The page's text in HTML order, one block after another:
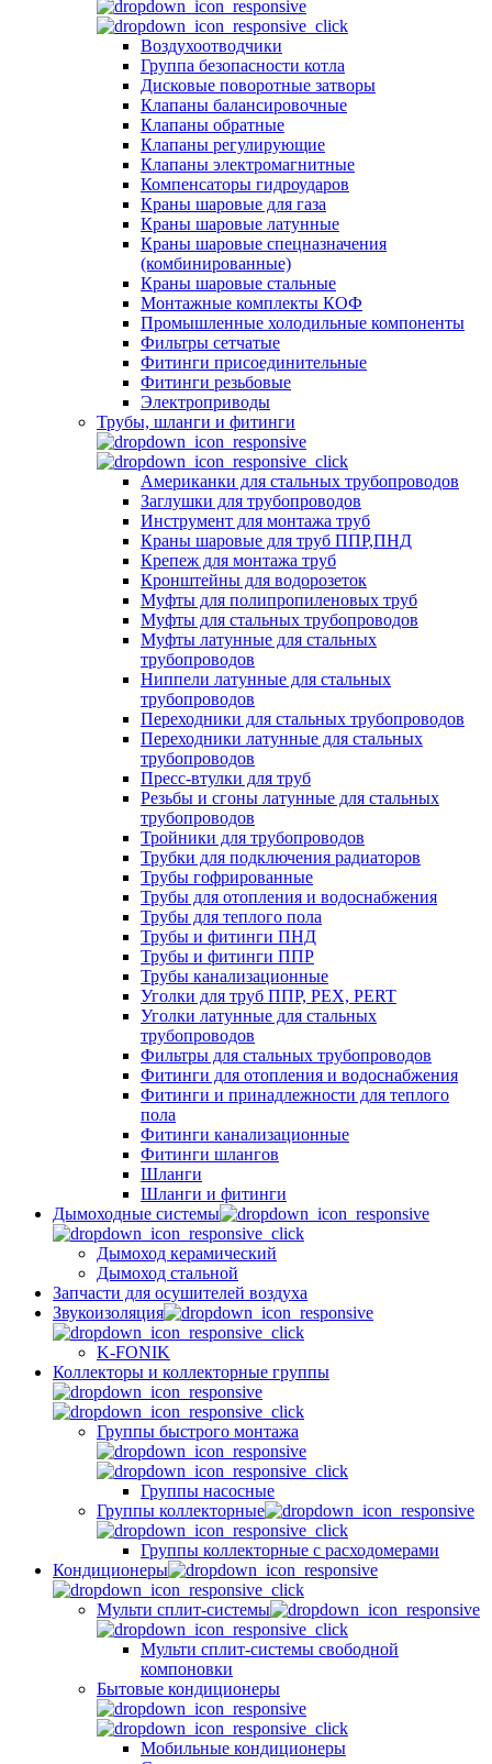
Воздухоотводчики
Группа безопасности котла
Дисковые поворотные затворы
Клапаны балансировочные
Клапаны обратные
Клапаны регулирующие
Клапаны электромагнитные
Компенсаторы гидроударов
Краны шаровые для газа
Краны шаровые латунные
Краны шаровые спецназначения
(комбинированные)
Краны шаровые стальные
Монтажные комплекты КОФ
Промышленные холодильные компоненты
Фильтры сетчатые
Фитинги присоединительные
Фитинги резьбовые
Электроприводы
Трубы, шланги и фитинги
Американки для стальных трубопроводов
Заглушки для трубопроводов
Инструмент для монтажа труб
Краны шаровые для труб ППР,ПНД
Крепеж для монтажа труб
Кронштейны для водорозеток
Муфты для полипропиленовых труб
Муфты для стальных трубопроводов
Муфты латунные для стальных
трубопроводов
Ниппели латунные для стальных
трубопроводов
Переходники для стальных трубопроводов
Переходники латунные для стальных
трубопроводов
Пресс-втулки для труб
Резьбы и сгоны латунные для стальных
трубопроводов
Тройники для трубопроводов
Трубки для подключения радиаторов
Трубы гофрированные
Трубы для отопления и водоснабжения
Трубы для теплого пола
Трубы и фитинги ПНД
Трубы и фитинги ППР
Трубы канализационные
Уголки для труб ППР, PEX, PERT
Уголки латунные для стальных
трубопроводов
Фильтры для стальных трубопроводов
Фитинги для отопления и водоснабжения
Фитинги и принадлежности для теплого
пола
Фитинги канализационные
Фитинги шлангов
Шланги
Шланги и фитинги
Дымоходные системы
Дымоход керамический
Дымоход стальной
Запчасти для осушителей воздуха
Звукоизоляция
K-FONIK
Коллекторы и коллекторные группы
Группы быстрого монтажа
Группы насосные
Группы коллекторные
Группы коллекторные с расходомерами
Кондиционеры
Мульти сплит-системы
Мульти сплит-системы свободной
компоновки
Бытовые кондиционеры
Мобильные кондиционеры